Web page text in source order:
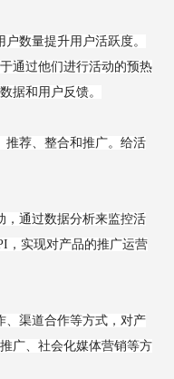
数量提升用户活跃度。
通过他们进行活动的预热
据和用户反馈。
推荐、整合和推广。给活
，通过数据分析来监控活
，实现对产品的推广运营
、渠道合作等方式，对产
广、社会化媒体营销等方